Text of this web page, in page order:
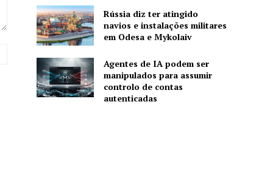
Rússia diz ter atingido
navios e instalações militares
em Odesa e Mykolaiv
Agentes de IA podem ser
manipulados para assumir
controlo de contas
autenticadas